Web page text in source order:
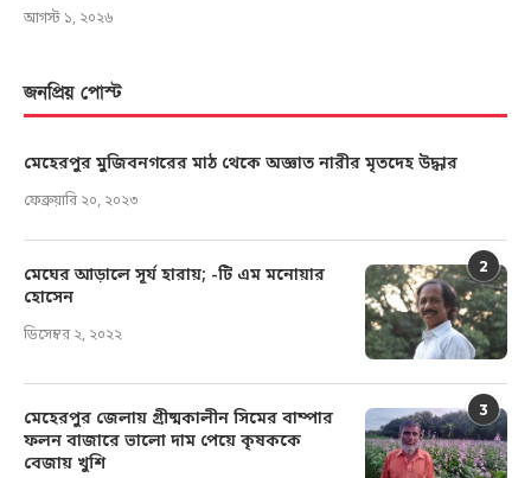
আগস্ট ১, ২০২৬
জনপ্রিয় পোস্ট
মেহেরপুর মুজিবনগরের মাঠ থেকে অজ্ঞাত নারীর মৃতদেহ উদ্ধার
ফেব্রুয়ারি ২০, ২০২৩
2
মেঘের আড়ালে সূর্য হারায়; -টি এম মনোয়ার
হোসেন
ডিসেম্বর ২, ২০২২
3
মেহেরপুর জেলায় গ্রীষ্মকালীন সিমের বাম্পার
ফলন বাজারে ভালো দাম পেয়ে কৃষককে
বেজায় খুশি